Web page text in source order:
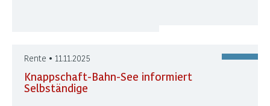
Rente • 11.11.2025
Knappschaft-Bahn-See informiert
Selbständige